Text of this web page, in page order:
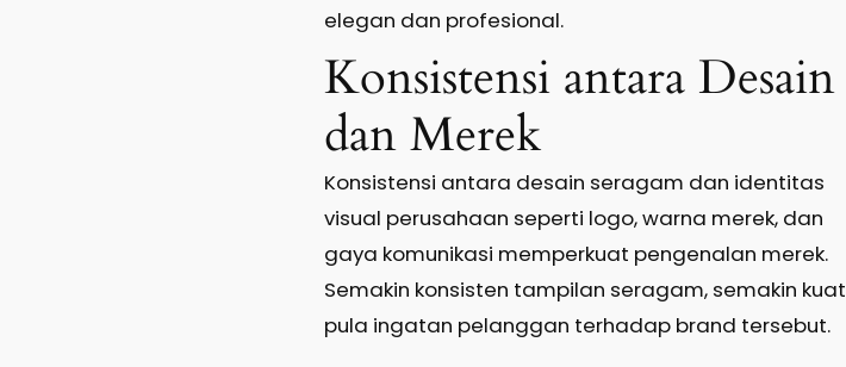
elegan dan profesional.
Konsistensi antara Desain
dan Merek
Konsistensi antara desain seragam dan identitas
visual perusahaan seperti logo, warna merek, dan
gaya komunikasi memperkuat pengenalan merek.
Semakin konsisten tampilan seragam, semakin kuat
pula ingatan pelanggan terhadap brand tersebut.